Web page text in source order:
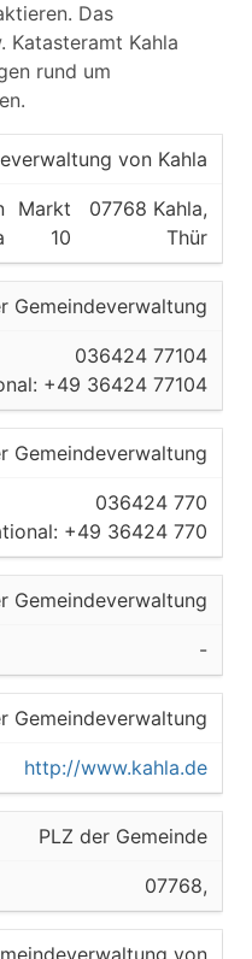
Das
Katasteramt Kahla
rund um
von Kahla
Markt
10
07768 Kahla,
Thür
Gemeindeverwaltung
036424 77104
+49 36424 77104
Gemeindeverwaltung
036424 770
+49 36424 770
Gemeindeverwaltung
-
Gemeindeverwaltung
http://www.kahla.de
PLZ der Gemeinde
07768,
von